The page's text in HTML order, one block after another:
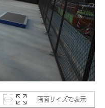
画面サイズで表示